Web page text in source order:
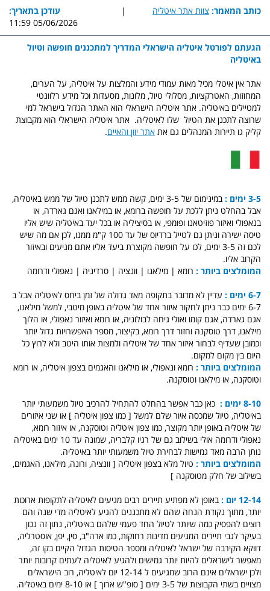
כותב המאמר: צוות אתר איטליה |
עודכן בתאריך:
05/06/2026 11:59
הגעתם לפורטל איטליה הישראלי המדריך למתכננים חופשה וטיול
באיטליה
אתר אין איטלי מכיל מאות עמודי מידע והמלצות על איטליה, על הערים,
המחוזות, האטרקציות, מסלולי טיול, מלונות, מסעדות וכל מידע רלוונטי
למטיילים באיטליה. אתר איטליה הישראלי הוא האתר הגדול בישראל למי
שרוצה לתכנן את הטיול שלו לאיטליה. אתר איטליה הישראלי הוא מקבוצת
קליק גו תיירות המנהלים גם את אתר יוון והאיים.
3-5 ימים :
במינימום של 3-5 ימים, קשה ממש לתכנן טיול של ממש באיטליה,
אבל בהחלט ניתן ללכת על חופשה ברומא, או במילאנו ואגם גארדה, או
בנאפולי ואיזור פוזיטאנו ופומפי, או בסיציליה או בכל יעד באיטליה שיש אליו
טיסה ישירה וניתן גם לטייל ברדיוס של עד 100 ק"מ ממנו, לכן אם מה שיש
לכם זה 3-5 ימים, לכו על חופשה מקוצרת ביעד אליו אתם מגיעים ובאיזור
הקרוב אליו.
המומלצים ביותר : רומא | מילאנו | וונציה | סרדיניה | נאפולי ודרומה
6-7 ימים :
עדיין לא מדובר בתקופה מאד גדולה של זמן ביחס לאיטליה אבל ב
6-7 ימים כבר ניתן לחקור איזור אחד של איטליה באופן מיטבי, למשל מילאנו,
אגם גארדה, אגם קומו ואולי גיחה לבולוניה, או רומא ואיזור נאפולי, או הלוך
מילאנו, דרך טוסקנה וחזור דרך רומא, בקיצור, מספר האפשרויות גדול יותר
וכמובן שעדיף לבחור איזור אחד של איטליה ולמצות אותו היטב ולא לרוץ כל
היום בין מקום למקום.
המומלצים ביותר : רומא ונאפולי, או מילאנו והאגמים בצפון איטליה, או רומא
וטוסקנה, או מילאנו וטוסקנה.
8-10 ימים :
כאן כבר אפשר בהחלט להתחיל להרכיב טיול משמעותי יותר
באיטליה, טיול שמכסה איור שלם למשל [ כמו צפון איטליה ] או שני איזורים
של איטליה באופן יותר מקוצר, כמו צפון איטליה וטוסקנה, או איזור רומא,
נאפולי ודרומה אולי בשילוב גם של רגיו קלבריה, שמונה עד 10 ימים באיטליה
נותן הרבה מאד גמישות לבחירת טיול משמעותי יותר באיטליה.
המומלצים ביותר : טיול מלא בצפון איטליה [ וונציה, ורונה, מילאנו, האגמים,
בשילוב של חלק מטוסקנה ]
12-14 יום :
באופן לא מפתיע תיירים רבים מגיעים לאיטליה לתקופות ארוכות
יותר, מתוך נקודת הנחה שהם לא מתכננים להגיע לאיטליה מדי שנה והם
רוצים להפסיק כמה שיותר לטיול החד פעמי שלהם באיטליה, נתון זה נכון
בעיקר לגבי תיירים המגיעים מדינות רחוקות, כמו ארה"ב, סין, יפן, אוסטרליה,
דווקא הקירבה של ישראל לאיטליה ומספר הטיסות הגדול הקיים בקו זה,
מאפשר לישראלים להיות יותר גמישים ולהגיע לאיטליה לעתים קרובות יותר
ולכן ישראלים אינם הרוב שמגיעים ל 12-14 יום לאיטליה, רוב הישראלים
מצויים בשתי הקבוצות של 3-5 ימים [ סופ"ש ארוך ] או 8-10 ימים באיטליה.